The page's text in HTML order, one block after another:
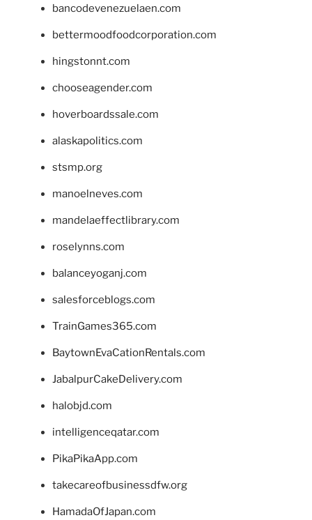
bancodevenezuelaen.com
bettermoodfoodcorporation.com
hingstonnt.com
chooseagender.com
hoverboardssale.com
alaskapolitics.com
stsmp.org
manoelneves.com
mandelaeffectlibrary.com
roselynns.com
balanceyoganj.com
salesforceblogs.com
TrainGames365.com
BaytownEvaCationRentals.com
JabalpurCakeDelivery.com
halobjd.com
intelligenceqatar.com
PikaPikaApp.com
takecareofbusinessdfw.org
HamadaOfJapan.com